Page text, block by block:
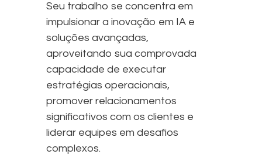
Seu trabalho se concentra em
impulsionar a inovação em IA e
soluções avançadas,
aproveitando sua comprovada
capacidade de executar
estratégias operacionais,
promover relacionamentos
significativos com os clientes e
liderar equipes em desafios
complexos.